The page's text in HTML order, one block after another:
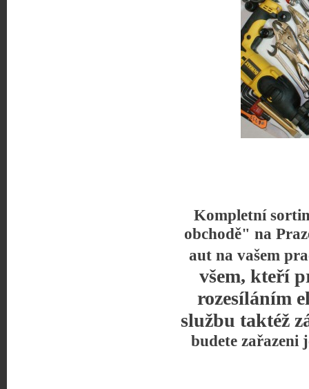
Kompletní
obchodě" na
aut na vašem
všem, kteří
rozesíláním
službu taktéž
budete zařazeni